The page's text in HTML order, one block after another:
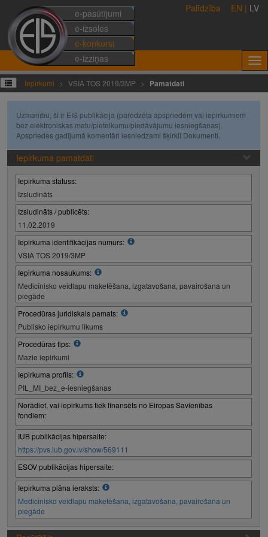
e-pasūtījumi
e-izsoles
e-konkursi
e-izziņas
Palīdzība EN | LV
Iepirkumi VSIA TOS 2019/3MP Pamatdati
Uzmanību, šī ir EIS publikācija (paredzēta apspriedēm vai iepirkumiem
bez elektroniskas metu/pieteikumu/piedāvājumu iesniegšanas).
Apspriedes gadījumā komentāri iesniedzami šķirklī Dokumenti.
Iepirkuma pamatdati
Iepirkuma statuss:
Izsludināts
Izsludināts / publicēts:
11.02.2019
Iepirkuma identifikācijas numurs:
VSIA TOS 2019/3MP
Iepirkuma nosaukums:
Medicīnisko veidlapu maketēšana, izgatavošana, pavairošana un
piegāde
Procedūras juridiskais pamats:
Publisko iepirkumu likums
Procedūras tips:
Mazie iepirkumi
Iepirkuma profils:
PIL_MI_bez_e-iesniegšanas
Norādiet, vai iepirkums tiek finansēts no Eiropas Savienības
fondiem:
IUB publikācijas hipersaite:
https://pvs.iub.gov.lv/show/569111
ESOV publikācijas hipersaite:
Iepirkuma plāna ieraksts:
Medicīnisko veidlapu maketēšana, izgatavošana, pavairošana un
piegāde